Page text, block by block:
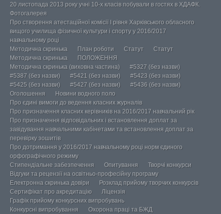
20 листопада 2013 року учні 10-х класів побували в гостях в ХДАФК.
Фотогалерея
Про створення атестаційної комісії І рівня Харківського обласного
вищого училища фізичної культури і спорту у 2016/2017
навчальному році
Методична скринька
План роботи Статут
Статут
Методична скринька
ПОЛОЖЕННЯ
Методична скринька (виховна частина)
#5327 (без назви)
#5387 (без назви)
#5421 (без назви)
#5423 (без назви)
#5425 (без назви)
#5427 (без назви)
#5436 (без назви)
Оголошення
Новини водного поло
Про єдині вимоги до ведення класних журналів
Про призначення класних керівників на 2016/2017 навчальний рік
Про призначення відповідальних і встановлення доплат за
завідування навчальними кабінетами та встановлення доплат за
перевірку зошитів
Про дотримання у 2016/2017 навчальному році норм єдиного
орфографічного режиму
Стипендіальне забезпечення
Опитування
Творчі конкурси
Відгуки та рецензії на освітньо-професійну програму
Електронна скринька довіри
Розклад прийому творчих конкурсів
Сертифікат про акредитацію
Ліцензія
Графік прийому конкурсних випробувань
Конкурсні випробування
Охорона праці та БЖД